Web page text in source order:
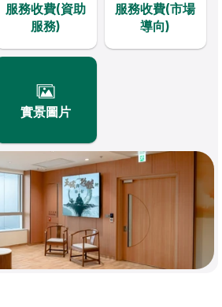
服務收費(資助
服務)
服務收費(市場
導向)
實景圖片